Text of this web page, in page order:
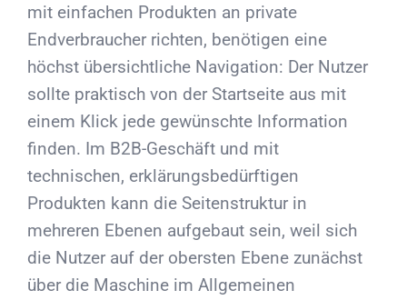
mit einfachen Produkten an private
Endverbraucher richten, benötigen eine
höchst übersichtliche Navigation: Der Nutzer
sollte praktisch von der Startseite aus mit
einem Klick jede gewünschte Information
finden. Im B2B-Geschäft und mit
technischen, erklärungsbedürftigen
Produkten kann die Seitenstruktur in
mehreren Ebenen aufgebaut sein, weil sich
die Nutzer auf der obersten Ebene zunächst
über die Maschine im Allgemeinen